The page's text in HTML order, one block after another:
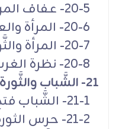
21- الشَّباب والثَّورة